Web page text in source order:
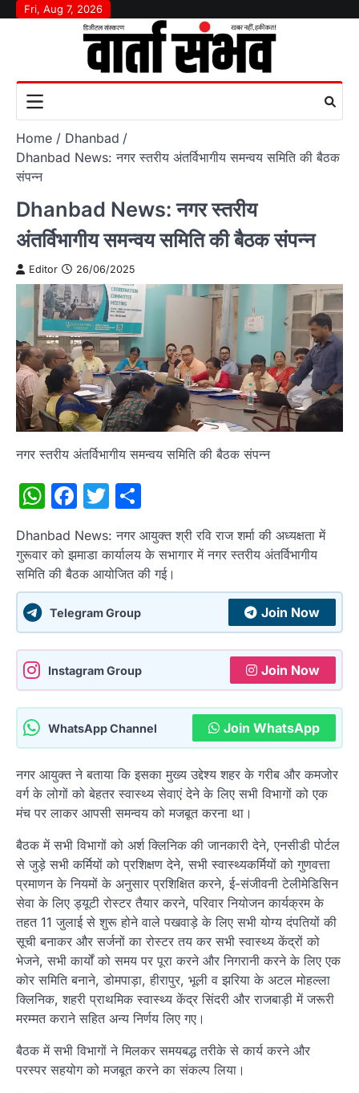
SkipFri, Aug 7, 2026
Home
Dhanbad
Dhanbad News: नगर स्तरीय अंतर्विभागीय समन्वय समिति की बैठक
संपन्न
Dhanbad News: नगर स्तरीय
अंतर्विभागीय समन्वय समिति की बैठक संपन्न
Editor 26/06/2025
नगर स्तरीय अंतर्विभागीय समन्वय समिति की बैठक संपन्न
WhatsApp
Facebook
Twitter
Dhanbad News: नगर आयुक्त श्री रवि राज शर्मा की अध्यक्षता में
गुरूवार को झमाडा कार्यालय के सभागार में नगर स्तरीय अंतर्विभागीय
समिति की बैठक आयोजित की गई।
Telegram Group Join Now
Instagram Group Join Now
WhatsApp Channel Join WhatsApp
नगर आयुक्त ने बताया कि इसका मुख्य उद्देश्य शहर के गरीब और कमजोर
वर्ग के लोगों को बेहतर स्वास्थ्य सेवाएं देने के लिए सभी विभागों को एक
मंच पर लाकर आपसी समन्वय को मजबूत करना था।
बैठक में सभी विभागों को अर्श क्लिनिक की जानकारी देने, एनसीडी पोर्टल
से जुड़े सभी कर्मियों को प्रशिक्षण देने, सभी स्वास्थ्यकर्मियों को गुणवत्ता
प्रमाणन के नियमों के अनुसार प्रशिक्षित करने, ई-संजीवनी टेलीमेडिसिन
सेवा के लिए ड्यूटी रोस्टर तैयार करने, परिवार नियोजन कार्यक्रम के
तहत 11 जुलाई से शुरू होने वाले पखवाड़े के लिए सभी योग्य दंपतियों की
सूची बनाकर और सर्जनों का रोस्टर तय कर सभी स्वास्थ्य केंद्रों को
भेजने, सभी कार्यों को समय पर पूरा करने और निगरानी करने के लिए एक
कोर समिति बनाने, डोमपाड़ा, हीरापुर, भूली व झरिया के अटल मोहल्ला
क्लिनिक, शहरी प्राथमिक स्वास्थ्य केंद्र सिंदरी और राजबाड़ी में जरूरी
मरम्मत कराने सहित अन्य निर्णय लिए गए।
बैठक में सभी विभागों ने मिलकर समयबद्ध तरीके से कार्य करने और
परस्पर सहयोग को मजबूत करने का संकल्प लिया।